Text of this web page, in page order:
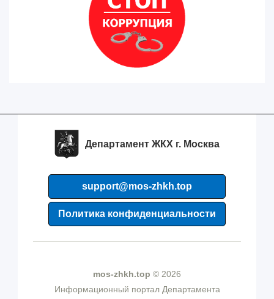
Департамент ЖКХ г. Москва
support@mos-zhkh.top
Политика конфиденциальности
mos-zhkh.top © 2026
Информационный портал Департамента